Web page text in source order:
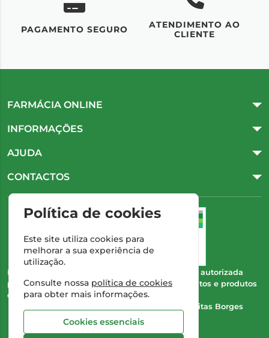
PAGAMENTO SEGURO
ATENDIMENTO AO
CLIENTE
FARMÁCIA ONLINE
INFORMAÇÕES
AJUDA
CONTACTOS
Esta farmácia (Farmácia Gonçalves) encontra-se autorizada
pelo INFARMED para a dispensa de medicamentos e produtos
de saúde ao domicílio e através da internet.
Dra. Cristina Marta de Freitas Borges
Gonçalves
Política de cookies
Este site utiliza cookies para
melhorar a sua experiência de
utilização.
Consulte nossa política de cookies
para obter mais informações.
Cookies essenciais